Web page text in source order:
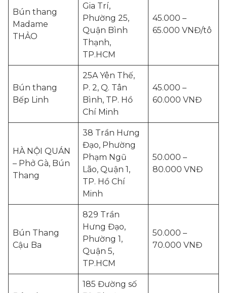
Bún thang
Madame
THẢO
Gia Trí,
Phường 25,
Quận Bình
Thạnh,
TP.HCM
45.000 –
65.000 VNĐ/tô
Bún thang
Bếp Linh
25A Yên Thế,
P. 2, Q. Tân
Bình, TP. Hồ
Chí Minh
45.000 –
60.000 VNĐ
HÀ NỘI QUÁN
– Phở Gà, Bún
Thang
38 Trần Hưng
Đạo, Phường
Phạm Ngũ
Lão, Quận 1,
TP. Hồ Chí
Minh
50.000 –
80.000 VNĐ
Bún Thang
Cậu Ba
829 Trần
Hưng Đạo,
Phường 1,
Quận 5,
TP.HCM
50.000 –
70.000 VNĐ
185 Đường số